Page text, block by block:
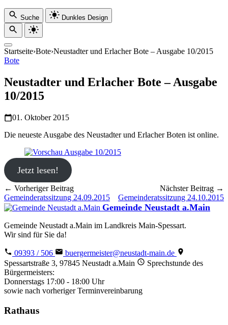
Suche Dunkles Design
Startseite›Bote›Neustadter und Erlacher Bote – Ausgabe 10/2015
Bote
Neustadter und Erlacher Bote – Ausgabe
10/2015
01. Oktober 2015
Die neueste Ausgabe des Neustadter und Erlacher Boten ist online.
Jetzt lesen!
← Vorheriger Beitrag
Gemeinderatssitzung 24.09.2015
Nächster Beitrag →
Gemeinderatssitzung 24.10.2015
Gemeinde Neustadt a.Main
Gemeinde Neustadt a.Main im Landkreis Main-Spessart.
Wir sind für Sie da!
09393 / 506
buergermeister@neustadt-main.de
Spessartstraße 3, 97845 Neustadt a.Main
Sprechstunde des
Bürgermeisters:
Donnerstags 17:00 - 18:00 Uhr
sowie nach vorheriger Terminvereinbarung
Rathaus